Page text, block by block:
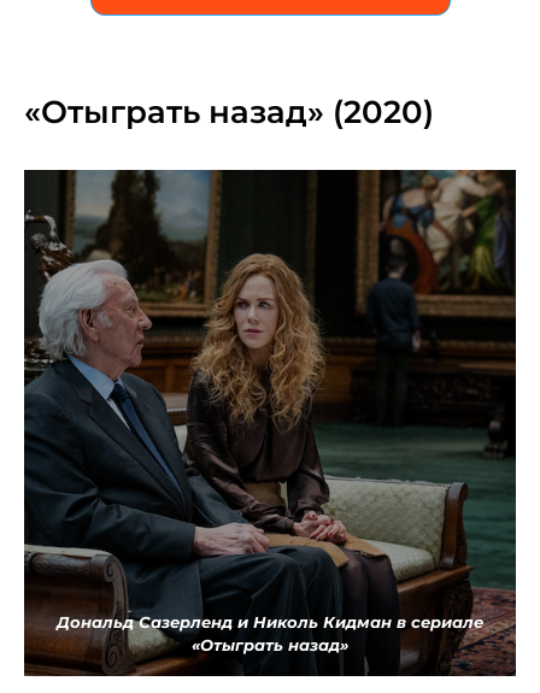
«Отыграть назад» (2020)
Дональд Сазерленд и Николь Кидман в сериале
«Отыграть назад»